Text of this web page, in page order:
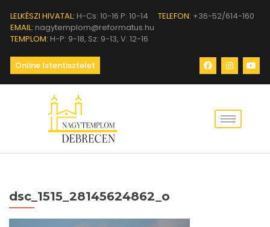
LELKÉSZI HIVATAL: H-Cs: 10-16 P: 10-14 TELEFON: +36-52/614-160
EMAIL: nagytemplom@reformatus.hu
TEMPLOM: H-P: 9-18, Sz: 9-13, V: 12-16
Online Istentisztelet
dsc_1515_28145624862_o